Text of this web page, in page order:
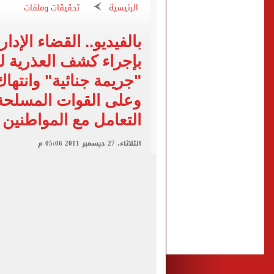
من داخل ستاد طرابزون..
الذهب على مدار الساعة.. جرام عيار 21
الداخلية تضبط المتهمة
توافد جماهير طرابزون
الرئيسية تحقيقات وملفات
بالفيديو.. القضاء
بإجراء كشف العذرية
"جريمة جنائية"
وعلى القوات
التعامل مع المواطنين
الثلاثاء، 27 ديسمبر 2011 05:06 م